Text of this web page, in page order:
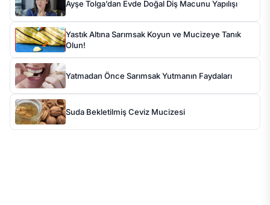
Ayşe Tolga’dan Evde Doğal Diş Macunu Yapılışı
Yastık Altına Sarımsak Koyun ve Mucizeye Tanık
Olun!
Yatmadan Önce Sarımsak Yutmanın Faydaları
Suda Bekletilmiş Ceviz Mucizesi